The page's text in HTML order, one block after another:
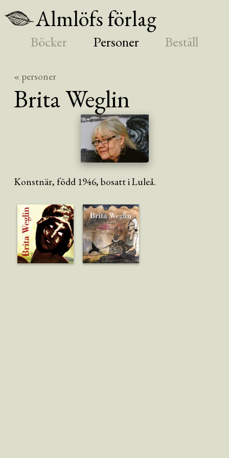
Almlöfs förlag
Böcker Personer Beställ
« personer
BritaWeglin
Konstnär, född 1946, bosatt i Luleå.